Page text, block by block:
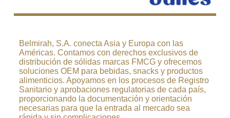
Belmirah, S.A. conecta Asia y Europa con las
Américas. Contamos con derechos exclusivos de
distribución de sólidas marcas FMCG y ofrecemos
soluciones OEM para bebidas, snacks y productos
alimenticios. Apoyamos en los procesos de Registro
Sanitario y aprobaciones regulatorias de cada país,
proporcionando la documentación y orientación
necesarias para que la entrada al mercado sea